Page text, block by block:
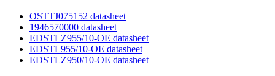
OSTTJ075152 datasheet
1946570000 datasheet
EDSTLZ955/10-OE datasheet
EDSTL955/10-OE datasheet
EDSTLZ950/10-OE datasheet